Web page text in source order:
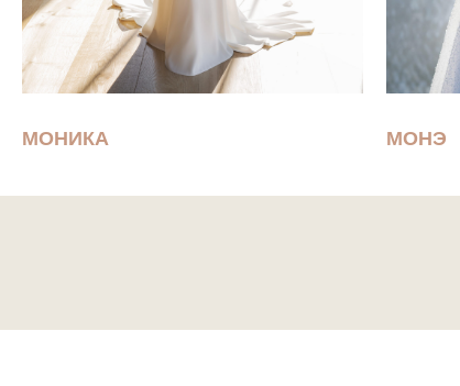
МОНИКА МОНЭ